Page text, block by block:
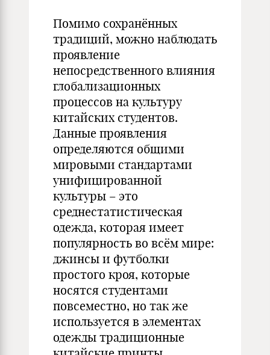
Помимо сохранённых
традиций, можно наблюдать
проявление
непосредственного влияния
глобализационных
процессов на культуру
китайских студентов.
Данные проявления
определяются общими
мировыми стандартами
унифицированной
культуры – это
среднестатистическая
одежда, которая имеет
популярность во всём мире:
джинсы и футболки
простого кроя, которые
носятся студентами
повсеместно, но так же
используется в элементах
одежды традиционные